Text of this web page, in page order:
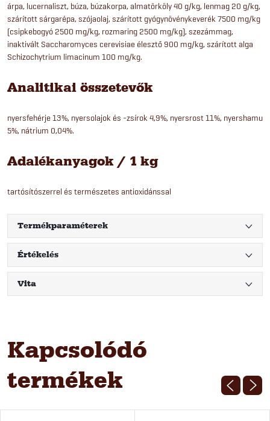
árpa, lucernaliszt, búza, búzakorpa, almatörköly 40 g/kg, lenmag 20 g/kg,
szárított sárgarépa, szójaolaj, szárított gyógynövénykeverék 7500 mg/kg
(csipkebogyó 2500 mg/kg, rozmaring 2500 mg/kg), szezámmag,
inaktivált Saccharomyces cerevisiae élesztő 900 mg/kg, szárított alga
Schizochytrium limacinum 100 mg/kg.
Analitikai összetevők
nyersfehérje 13%, nyersolajok és -zsírok 4,9%, nyersrost 11%, nyershamu
5%, nátrium 0,04%.
Adalékanyagok / 1 kg
tartósítószerrel és természetes antioxidánssal
Termékparaméterek
Értékelés
Vita
Kapcsolódó
termékek